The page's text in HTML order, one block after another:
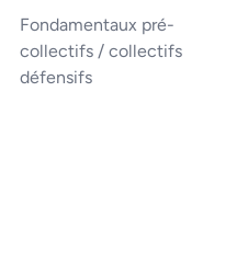
Fondamentaux pré-
collectifs / collectifs
défensifs